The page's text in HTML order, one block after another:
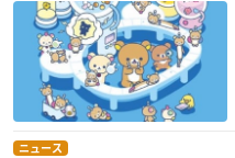
ニュース